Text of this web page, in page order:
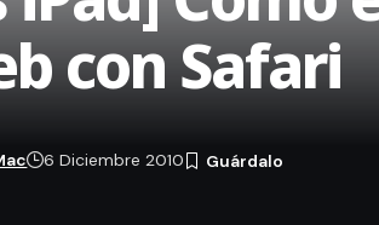
con Safari
6 Diciembre 2010